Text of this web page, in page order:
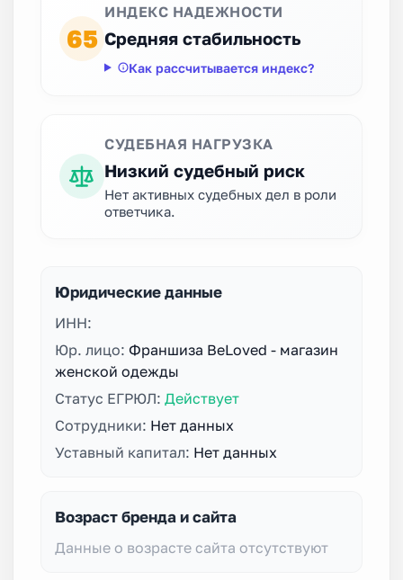
65
ИНДЕКС НАДЕЖНОСТИ
Средняя стабильность
Как рассчитывается индекс?
СУДЕБНАЯ НАГРУЗКА
Низкий судебный риск
Нет активных судебных дел в роли
ответчика.
Юридические данные
ИНН:
Юр. лицо: Франшиза BeLoved - магазин
женской одежды
Статус ЕГРЮЛ: Действует
Сотрудники: Нет данных
Уставный капитал: Нет данных
Возраст бренда и сайта
Данные о возрасте сайта отсутствуют